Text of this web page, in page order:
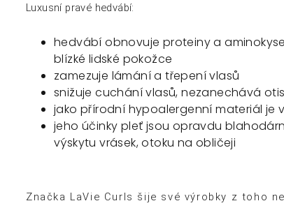
Luxusní pravé hedvábí:
hedvábí obnovuje proteiny a
blízké lidské pokožce
zamezuje lámání a třepení vlasů
snižuje cuchání vlasů, nezanechává
jako přírodní hypoalergenní materiál je
jeho účinky pleť jsou opravdu
výskytu vrásek, otoku na obličeji
Značka LaVie Curls šije své výrobky z toho